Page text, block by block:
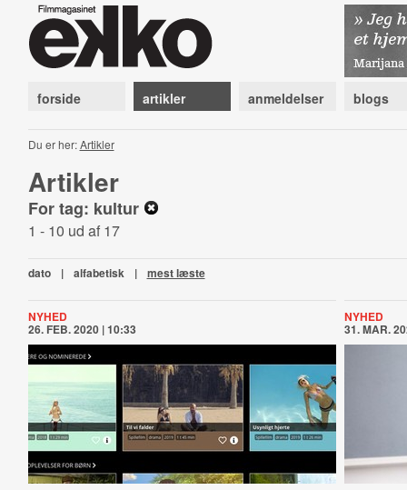
forside artikler anmeldelser blogs
Du er her:Artikler
Artikler
For tag: kultur
1 - 10 ud af 17
dato | alfabetisk | mest læste
NYHED
26. FEB. 2020 | 10:33
NYHED
31. MAR.